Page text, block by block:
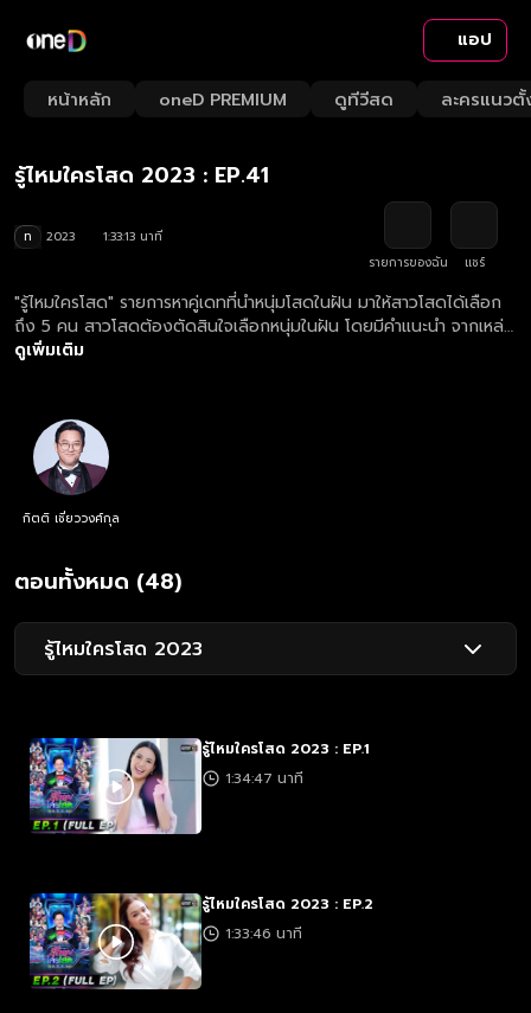
แอป
หน้าหลัก oneD PREMIUM ดูทีวีสด ละครแนวตั้
Loaded:
1.06%
Rate
รู้ไหมใครโสด 2023 : EP.41
ท 2023
1:33:13 นาที
รายการของฉัน
แชร์
"รู้ไหมใครโสด" รายการหาคู่เดทที่นำหนุ่มโสดในฝัน มาให้สาวโสดได้เลือก
ถึง 5 คน สาวโสดต้องตัดสินใจเลือกหนุ่มในฝัน โดยมีคำแนะนำ จากเหล่า
กูรู 4 ท่าน เป็นตัวช่วย ที่จะมาสร้างความสนุก ความป่วน มาร่วมลุ้นไป
ดูเพิ่มเติม
กิตติ เชี่ยววงศ์กุล
ตอนทั้งหมด (48)
รู้ไหมใครโสด 2023
รู้ไหมใครโสด 2023 : EP.1
1:34:47 นาที
รู้ไหมใครโสด 2023 : EP.2
1:33:46 นาที